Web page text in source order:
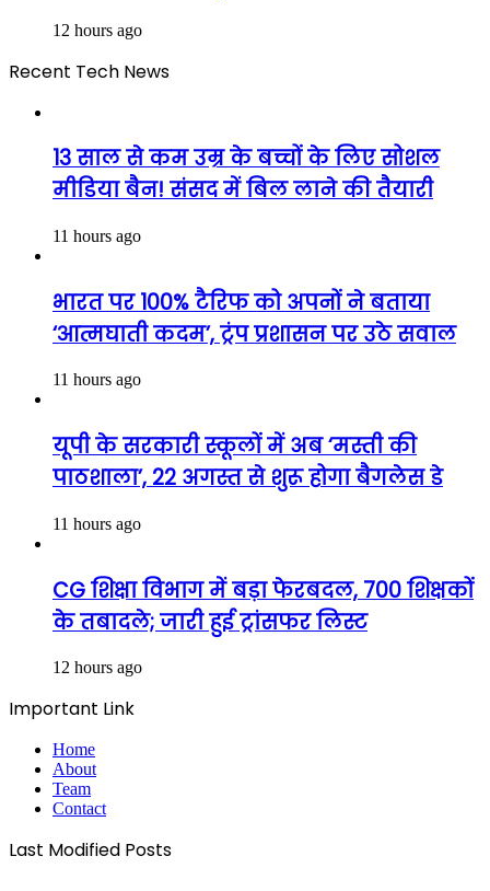
12 hours ago
Recent Tech News
13 साल से कम उम्र के बच्चों के लिए सोशल
मीडिया बैन! संसद में बिल लाने की तैयारी
11 hours ago
भारत पर 100% टैरिफ को अपनों ने बताया
‘आत्मघाती कदम’, ट्रंप प्रशासन पर उठे सवाल
11 hours ago
यूपी के सरकारी स्कूलों में अब ‘मस्ती की
पाठशाला’, 22 अगस्त से शुरू होगा बैगलेस डे
11 hours ago
CG शिक्षा विभाग में बड़ा फेरबदल, 700 शिक्षकों
के तबादले; जारी हुई ट्रांसफर लिस्ट
12 hours ago
Important Link
Home
About
Team
Contact
Last Modified Posts